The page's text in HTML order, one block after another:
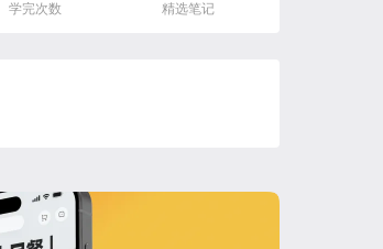
学完次数 精选笔记